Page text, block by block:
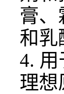
膏、
和乳
4.
理想